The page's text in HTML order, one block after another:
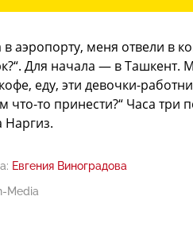
аэропорту, меня отвели в
Для начала — в Ташкент.
еду, эти девочки-
то принести?“ Часа три
Наргиз.
Евгения Виноградова
Media